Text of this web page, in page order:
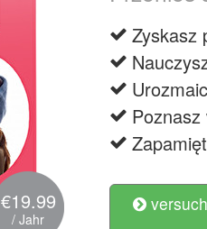
€19.99
/ Jahr
Zyskasz
Poznasz